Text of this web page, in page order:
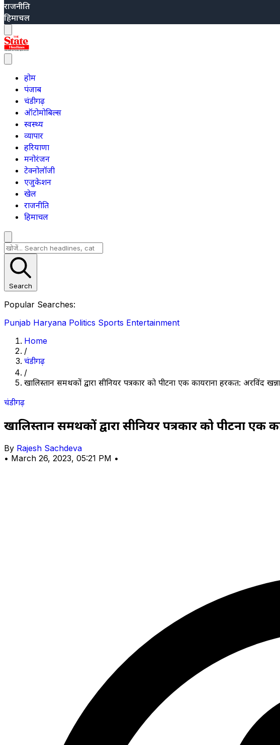
राजनीति
हिमाचल
होम
पंजाब
चंडीगढ़
ऑटोमोबिल्स
स्वस्थ्य
व्यापार
हरियाणा
मनोरंजन
टेक्नोलॉजी
एजुकेशन
खेल
राजनीति
हिमाचल
Search
Popular Searches:
Punjab Haryana Politics Sports Entertainment
Home
/
चंडीगढ़
/
खालिस्तान समर्थकों द्वारा सीनियर पत्रकार को पीटना एक कायराना हरकत: अरविंद खन्ना
चंडीगढ़
खालिस्तान समर्थकों द्वारा सीनियर पत्रकार को पीटना एक
By Rajesh Sachdeva
• March 26, 2023, 05:21 PM •